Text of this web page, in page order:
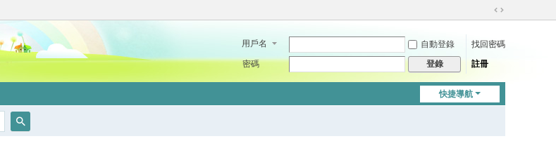
切
到
用戶名 自動登錄
找回密碼
密碼
登錄 註冊
快捷導航